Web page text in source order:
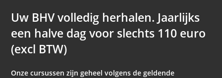
Uw BHV volledig herhalen. Jaarlijks
een halve dag voor slechts 110 euro
(excl BTW)
Onze cursussen zijn geheel volgens de geldende